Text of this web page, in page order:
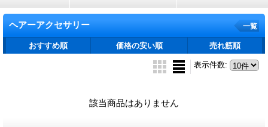
ヘアーアクセサリー 一覧
おすすめ順 価格の安い順 売れ筋順
表示件数:
該当商品はありません